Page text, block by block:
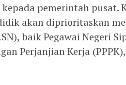
pemerintah pusat.
akan diprioritaskan
baik Pegawai Negeri
Perjanjian Kerja